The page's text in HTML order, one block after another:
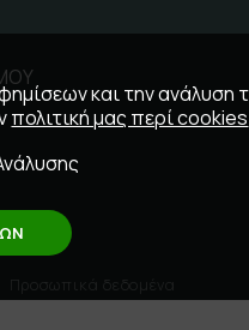
Προσωπικά δεδομένα
και την ανάλυση
πολιτική μας περί cookies